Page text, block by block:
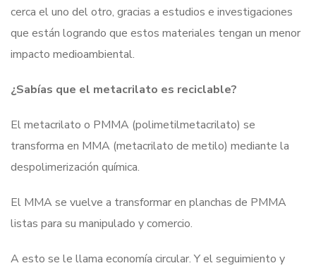
cerca el uno del otro, gracias a estudios e investigaciones
que están logrando que estos materiales tengan un menor
impacto medioambiental.
¿Sabías que el metacrilato es reciclable?
El metacrilato o PMMA (polimetilmetacrilato) se
transforma en MMA (metacrilato de metilo) mediante la
despolimerización química.
El MMA se vuelve a transformar en planchas de PMMA
listas para su manipulado y comercio.
A esto se le llama economía circular. Y el seguimiento y